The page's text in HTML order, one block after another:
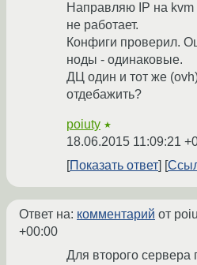
Направляю IP на kvm
не работает.
Конфиги проверил.
ноды - одинаковые.
ДЦ один и тот же
отдебажить?
poiuty ★
18.06.2015 11:09:21
Показать ответ
Ответ на: комментарий от
+00:00
Для второго сервера